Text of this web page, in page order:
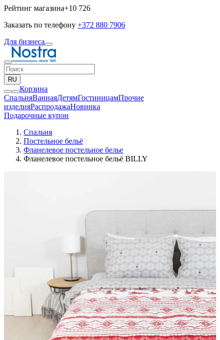
Рейтинг магазина+10 726
Заказать по телефону +372 880 7906
Для бизнеса
RU
Корзина
СпальняВаннаяДетямГостиницамПрочие
изделияPаспродажаНовинка
Подарочные купон
Спальня
Постельное бельё
Фланелевое постельное белье
Фланелевое постельное бельё BILLY